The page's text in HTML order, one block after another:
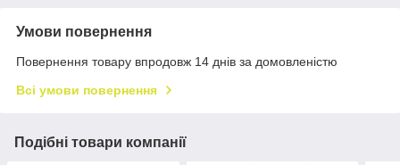
Умови повернення
Повернення товару впродовж 14 днів за домовленістю
Всі умови повернення
Подібні товари компанії